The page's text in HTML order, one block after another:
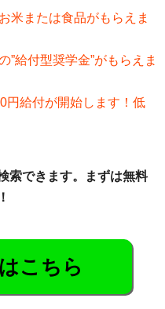
米または食品がもらえま
”給付型奨学金”がもらえま
円給付が開始します！低
索できます。まずは無料
こちら